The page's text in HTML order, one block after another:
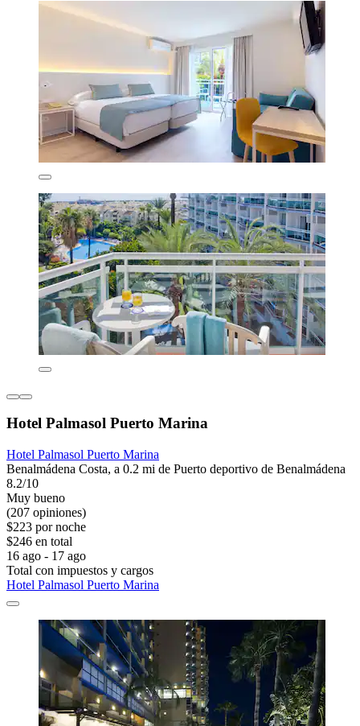
Hotel Palmasol Puerto Marina
Hotel Palmasol Puerto Marina
Benalmádena Costa, a 0.2 mi de Puerto deportivo de Benalmádena
8.2/10
Muy bueno
(207 opiniones)
$223 por noche
$246 en total
16 ago - 17 ago
Total con impuestos y cargos
Hotel Palmasol Puerto Marina